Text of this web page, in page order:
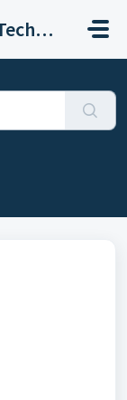
Dahua DACH Technical Support